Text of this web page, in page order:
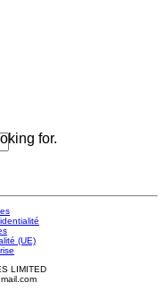
for.
(UE)
LIMITED